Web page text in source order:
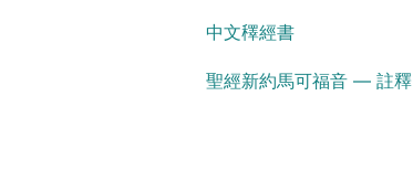
中文䆁經書
聖經新約馬可福音 — 註釋